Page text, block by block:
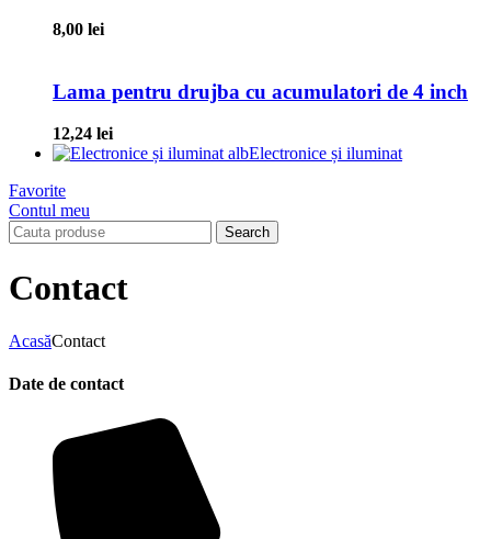
8,00 lei
Lama pentru drujba cu acumulatori de 4 inch
12,24 lei
Electronice și iluminat
Favorite
Contul meu
Search
Contact
AcasăContact
Date de contact